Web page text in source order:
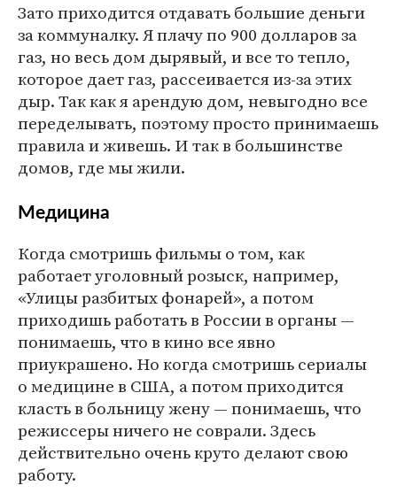
Зато приходится отдавать большие деньги
за коммуналку. Я плачу по 900 долларов за
газ, но весь дом дырявый, и все то тепло,
которое дает газ, рассеивается из-за этих
дыр. Так как я арендую дом, невыгодно все
переделывать, поэтому просто принимаешь
правила и живешь. И так в большинстве
домов, где мы жили.
Медицина
Когда смотришь фильмы о том, как
работает уголовный розыск, например,
«Улицы разбитых фонарей», а потом
приходишь работать в России в органы —
понимаешь, что в кино все явно
приукрашено. Но когда смотришь сериалы
о медицине в США, а потом приходится
класть в больницу жену — понимаешь, что
режиссеры ничего не соврали. Здесь
действительно очень круто делают свою
работу.